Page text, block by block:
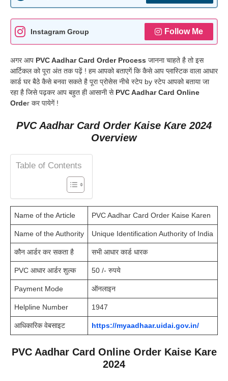
Instagram Group Follow Me
अगर आप PVC Aadhar Card Order Process जानना चाहते है तो इस
आर्टिकल को पूरा अंत तक पढ़ें ! हम आपको बताएगें कि कैसे आप प्लास्टिक वाला आधार
कार्ड घर बैठे कैसे बनवा सकते है पूरा प्रोसेस नीचे स्टेप by स्टेप आपको बताया जा
रहा है जिसे पढ़कर आप बहुत ही आसानी से PVC Aadhar Card Online
Order कर पायेगें !
PVC Aadhar Card Order Kaise Kare 2024
Overview
Table of Contents
Name of the Article PVC Aadhar Card Order Kaise Karen
Name of the Authority Unique Identification Authority of India
कौन आर्डर कर सकता है सभी आधार कार्ड धारक
PVC आधार आर्डर शुल्क 50 /- रुपये
Payment Mode ऑनलाइन
Helpline Number 1947
आधिकारिक वेबसाइट https://myaadhaar.uidai.gov.in/
PVC Aadhar Card Online Order Kaise Kare
2024